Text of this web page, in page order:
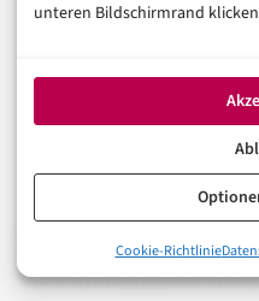
unteren Bildschirmrand
Cookie-Richtlinie
schlechter als seine
Die eigentliche Frage ist
politische: Wie viel
tatsächlich zu finanzieren
Verbot ohne wirksame
es ist Symbolpolitik. Was
Was der Omnibus-Deal